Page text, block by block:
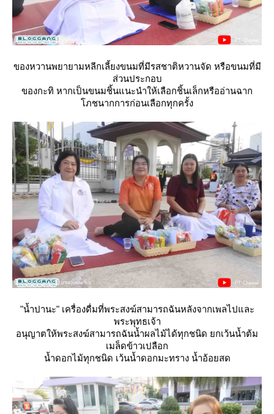
ของหวานพยายามหลีกเลี้ยงขนมที่มีรสชาติหวานจัด หรือขนมที่มี
ส่วนประกอบ
ของกะทิ หากเป็นขนมชิ้นแนะนำให้เลือกชิ้นเล็กหรืออ่านฉาก
ภชนากการก่อนเลือกทุกครั้ง
"น้ำปานะ" เครื่องดื่มที่พระสงฆ์สามารถฉันหลังจากเพลไปและ
พระพุทธเจ้า
อนุญาตให้พระสงฆ์สามารถฉันน้ำผลไม้ได้ทุกชนิด ยกเว้นน้ำต้ม
เมล็ดข้าวเปลือก
น้ำดอกไม้ทุกชนิด เว้นน้ำดอกมะทราง น้ำอ้อยสด